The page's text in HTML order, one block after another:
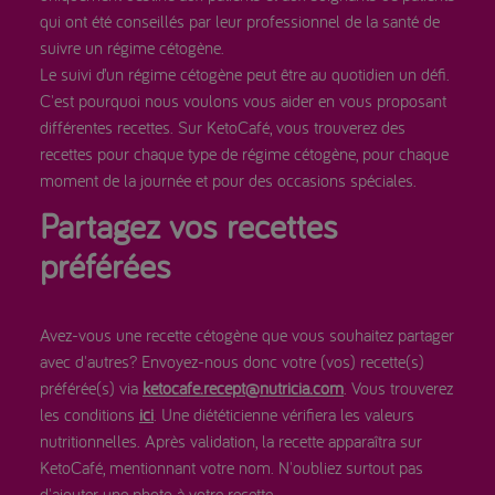
qui ont été conseillés par leur professionnel de la santé de
suivre un régime cétogène.
Le suivi d’un régime cétogène peut être au quotidien un défi.
C'est pourquoi nous voulons vous aider en vous proposant
différentes recettes. Sur KetoCafé, vous trouverez des
recettes pour chaque type de régime cétogène, pour chaque
moment de la journée et pour des occasions spéciales.
Partagez vos recettes
préférées
Avez-vous une recette cétogène que vous souhaitez partager
avec d'autres? Envoyez-nous donc votre (vos) recette(s)
préférée(s) via ketocafe.recept@nutricia.com. Vous trouverez
les conditions ici. Une diététicienne vérifiera les valeurs
nutritionnelles. Après validation, la recette apparaîtra sur
KetoCafé, mentionnant votre nom. N'oubliez surtout pas